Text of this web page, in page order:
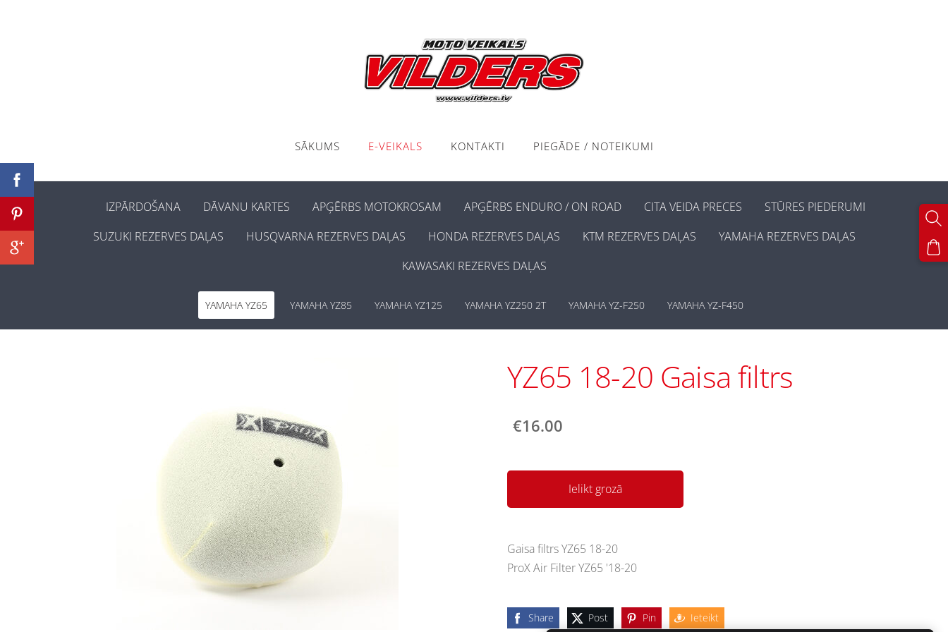
SĀKUMS E-VEIKALS KONTAKTI PIEGĀDE / NOTEIKUMI
IZPĀRDOŠANA DĀVANU KARTES APĢĒRBS MOTOKROSAM APĢĒRBS ENDURO / ON ROAD CITA VEIDA PRECES
STŪRES PIEDERUMI
SUZUKI REZERVES DAĻAS
HUSQVARNA REZERVES DAĻAS HONDA REZERVES DAĻAS KTM REZERVES DAĻAS
YAMAHA REZERVES DAĻAS
KAWASAKI REZERVES DAĻAS
YAMAHA YZ65 YAMAHA YZ85 YAMAHA YZ125 YAMAHA YZ250 2T YAMAHA YZ-F250 YAMAHA YZ-F450
YZ65 18-20 Gaisa filtrs
€16.00
Ielikt grozā
Gaisa filtrs YZ65 18-20
ProX Air Filter YZ65 '18-20
Share Post Pin Ieteikt